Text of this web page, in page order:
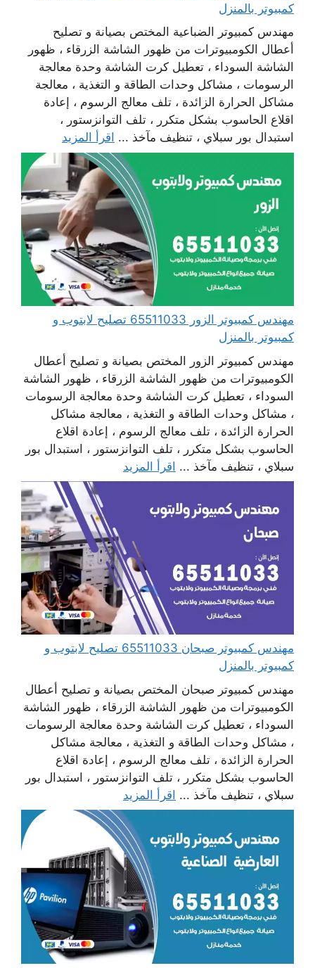
كمبيوتر بالمنزل
مهندس كمبيوتر الضباعية المختص بصيانة و تصليح
أعطال الكومبيوترات من ظهور الشاشة الزرقاء ، ظهور
الشاشة السوداء ، تعطيل كرت الشاشة وحدة معالجة
الرسومات ، مشاكل وحدات الطاقة و التغذية ، معالجة
مشاكل الحرارة الزائدة ، تلف معالج الرسوم ، إعادة
اقلاع الحاسوب بشكل متكرر ، تلف التوانزستور ،
استبدال بور سبلاي ، تنظيف مآخذ ... اقرأ المزيد
مهندس كمبيوتر الزور 65511033 تصليح لابتوب و
كمبيوتر بالمنزل
مهندس كمبيوتر الزور المختص بصيانة و تصليح أعطال
الكومبيوترات من ظهور الشاشة الزرقاء ، ظهور الشاشة
السوداء ، تعطيل كرت الشاشة وحدة معالجة الرسومات
، مشاكل وحدات الطاقة و التغذية ، معالجة مشاكل
الحرارة الزائدة ، تلف معالج الرسوم ، إعادة اقلاع
الحاسوب بشكل متكرر ، تلف التوانزستور ، استبدال بور
سبلاي ، تنظيف مآخذ ... اقرأ المزيد
مهندس كمبيوتر صبحان 65511033 تصليح لابتوب و
كمبيوتر بالمنزل
مهندس كمبيوتر صبحان المختص بصيانة و تصليح أعطال
الكومبيوترات من ظهور الشاشة الزرقاء ، ظهور الشاشة
السوداء ، تعطيل كرت الشاشة وحدة معالجة الرسومات
، مشاكل وحدات الطاقة و التغذية ، معالجة مشاكل
الحرارة الزائدة ، تلف معالج الرسوم ، إعادة اقلاع
الحاسوب بشكل متكرر ، تلف التوانزستور ، استبدال بور
سبلاي ، تنظيف مآخذ ... اقرأ المزيد